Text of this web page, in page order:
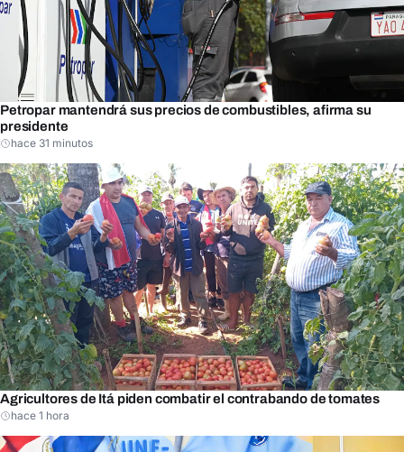
Petropar mantendrá sus precios de combustibles, afirma su
presidente
hace 31 minutos
Agricultores de Itá piden combatir el contrabando de tomates
hace 1 hora